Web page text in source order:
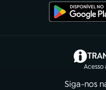
Acesso
Siga-nos